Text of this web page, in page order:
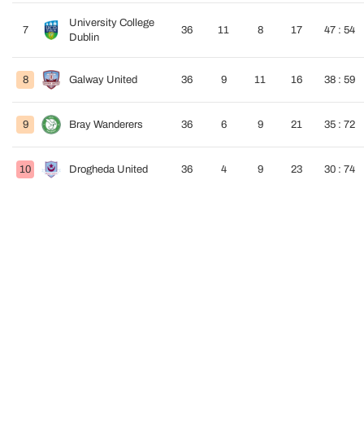
7
University College
Dublin
36 11 8 17 47 : 54
8 Galway United 36 9 11 16 38 : 59
9 Bray Wanderers 36 6 9 21 35 : 72
10 Drogheda United 36 4 9 23 30 : 74